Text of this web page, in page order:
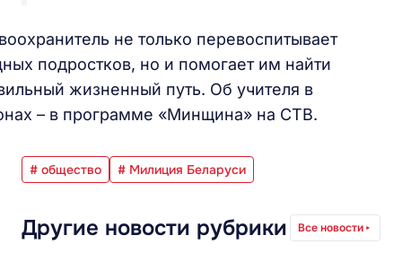
не только перевоспитывает
подростков, но и помогает им найти
жизненный путь. Об учителя в
– в программе «Минщина» на СТВ.
# общество # Милиция Беларуси
Другие новости рубрики Все новости